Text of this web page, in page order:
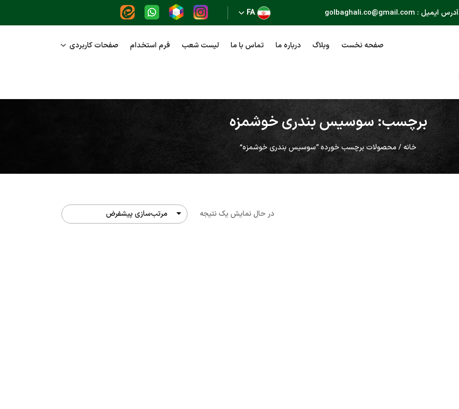
آدرس ایمیل : golbaghali.co@gmail.com FA
صفحه نخست وبلاگ درباره ما تماس با ما لیست شعب فرم استخدام صفحات کاربردی
برچسب: سوسیس بندری خوشمزه
خانه/ محصولات برچسب خورده “سوسیس بندری خوشمزه”
در حال نمایش یک نتیجه